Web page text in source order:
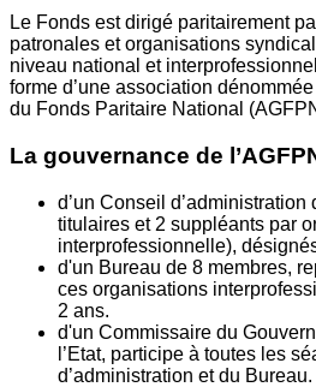
Le Fonds est dirigé paritairement
patronales et organisations
niveau national et
forme d’une association
du Fonds Paritaire National
La gouvernance de
d’un Conseil d’administration
titulaires et 2 suppléants par
interprofessionnelle),
d'un Bureau de 8 membres,
ces organisations
2 ans.
d'un Commissaire du
l’Etat, participe à toutes les
d’administration et du Bureau.